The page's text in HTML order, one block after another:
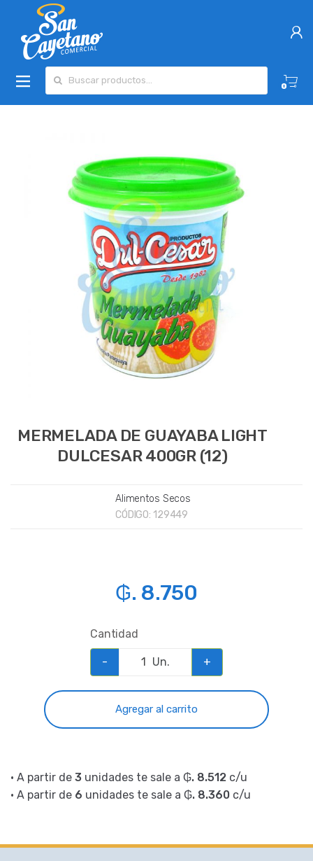
0
MERMELADA DE GUAYABA LIGHT
DULCESAR 400GR (12)
Alimentos Secos
CÓDIGO: 129449
₲. 8.750
Cantidad
- Un. +
Agregar al carrito
• A partir de 3 unidades te sale a ₲. 8.512 c/u
• A partir de 6 unidades te sale a ₲. 8.360 c/u